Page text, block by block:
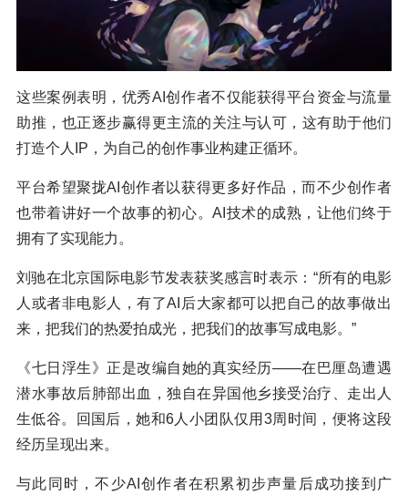
这些案例表明，优秀AI创作者不仅能获得平台资金与流量
助推，也正逐步赢得更主流的关注与认可，这有助于他们
打造个人IP，为自己的创作事业构建正循环。
平台希望聚拢AI创作者以获得更多好作品，而不少创作者
也带着讲好一个故事的初心。AI技术的成熟，让他们终于
拥有了实现能力。
刘驰在北京国际电影节发表获奖感言时表示：“所有的电影
人或者非电影人，有了AI后大家都可以把自己的故事做出
来，把我们的热爱拍成光，把我们的故事写成电影。”
《七日浮生》正是改编自她的真实经历——在巴厘岛遭遇
潜水事故后肺部出血，独自在异国他乡接受治疗、走出人
生低谷。回国后，她和6人小团队仅用3周时间，便将这段
经历呈现出来。
与此同时，不少AI创作者在积累初步声量后成功接到广